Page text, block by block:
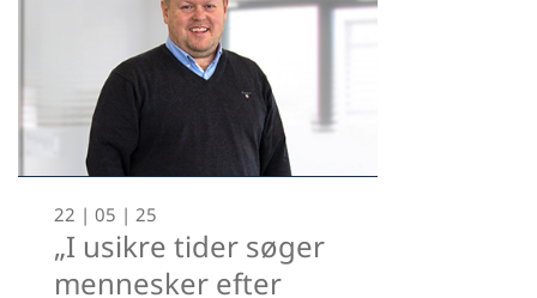
22 | 05 | 25
„I usikre tider søger
mennesker efter